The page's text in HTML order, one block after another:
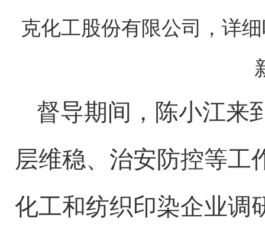
克化工股份有限公司，详
督导期间，陈小江来
层维稳、治安防控等工
化工和纺织印染企业调